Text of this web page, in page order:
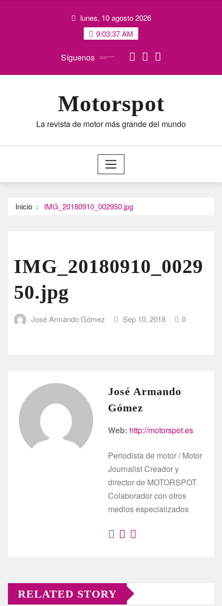
lunes, 10 agosto 2026
9:03:37 AM
Síguenos
Motorspot
La revista de motor más grande del mundo
Inicio IMG_20180910_002950.jpg
IMG_20180910_0029
50.jpg
José Armando Gómez Sep 10, 2018 0
José Armando
Gómez
Web: http://motorspot.es
Periodista de motor / Motor
Journalist Creador y
director de MOTORSPOT
Colaborador con otros
medios especializados
RELATED STORY